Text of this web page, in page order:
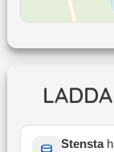
Stensta